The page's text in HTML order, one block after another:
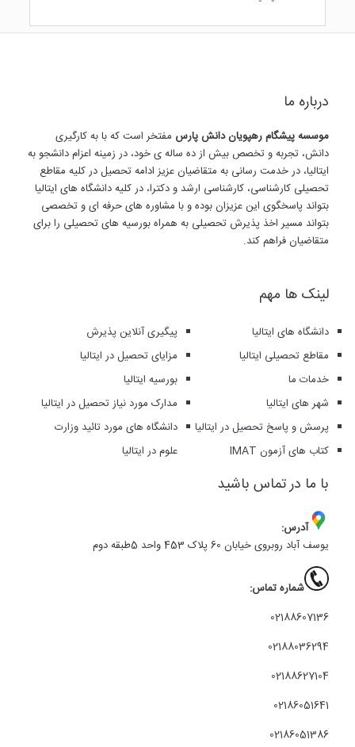
درباره ما
موسسه پیشگام رهپویان دانش پارس مفتخر است که با به کارگیری
دانش، تجربه و تخصص بیش از ده ساله ی خود، در زمینه اعزام دانشجو به
ایتالیا، در خدمت رسانی به متقاضیان عزیز ادامه تحصیل در کلیه مقاطع
تحصیلی کارشناسی، کارشناسی ارشد و دکترا، در کلیه دانشگاه های ایتالیا
بتواند پاسخگوی این عزیزان بوده و با مشاوره های حرفه ای و تخصصی
بتواند مسیر اخذ پذیرش تحصیلی به همراه بورسیه های تحصیلی را برای
متقاضیان فراهم کند.
لینک ها مهم
پیگیری آنلاین پذیرش
مزایای تحصیل در ایتالیا
بورسیه ایتالیا
مدارک مورد نیاز تحصیل در ایتالیا
دانشگاه های مورد تائید وزارت
علوم در ایتالیا
دانشگاه های ایتالیا
مقاطع تحصیلی ایتالیا
خدمات ما
شهر های ایتالیا
پرسش و پاسخ تحصیل در ایتالیا
کتاب های آزمون IMAT
با ما در تماس باشید
آدرس:
یوسف آباد روبروی خیابان 60 پلاک 453 واحد 5طبقه دوم
شماره تماس:
02188607136
02188036294
02188627104
02186051641
02186051386